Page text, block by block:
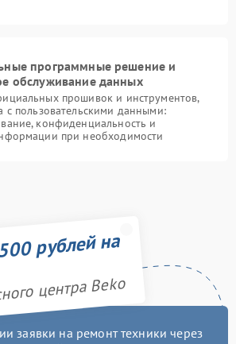
программные решение и
обслуживание данных
прошивок и инструментов,
с пользовательскими данными:
конфиденциальность и
при необходимости
рублей на
центра Beko
заявки на ремонт техники через